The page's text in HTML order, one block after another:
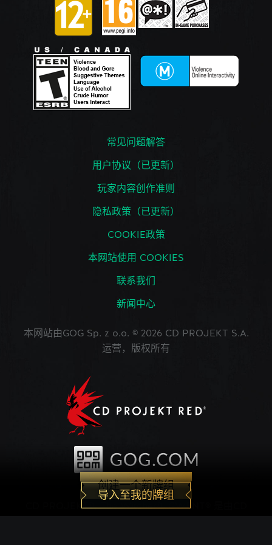
创建一个新牌组
导入至我的牌组
常见问题解答
用户协议（已更新）
玩家内容创作准则
隐私政策（已更新）
COOKIE政策
本网站使用 COOKIES
联系我们
新闻中心
本网站由GOG Sp. z o.o. © 2026 CD PROJEKT S.A.
运营，版权所有
CD PROJEKT®, The Witcher®, GWENT® 是由CD